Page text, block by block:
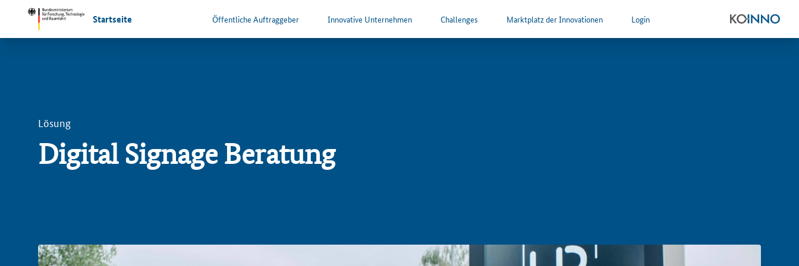
Startseite Öffentliche Auftraggeber Innovative Unternehmen Challenges Marktplatz der Innovationen Login
Lösung
Digital Signage Beratung